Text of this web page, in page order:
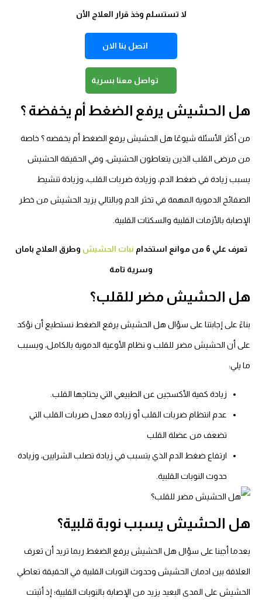
لا تستسلم وخذ قرار العلاج الأن
اتصل بنا الان
تواصل معنا بسرية
هل الحشيش يرفع الضغط أم يخفضة ؟
من أكثر الأسئلة شيوعًا هل الحشيش يرفع الضغط أم يخفضه ؟ خاصة
من مرضى القلب الذين يتعاطون الحشيش، وفي الحقيقة الحشيش
يسبب زيادة في ضغط الدم، وزيادة ضربات القلب، وزيادة تنشيط
الصفائح الدموية المهمة في تخثر الدم وبالتالي يزيد الحشيش من خطر
الإصابة بالأزمات القلبية والسكتات القلبية.
تعرف علي 6 من موانع استخدام نبات الحشيش وطرق العلاج بامان
وسرية تامة
هل الحشيش مضر للقلب؟
بناءً على إجابتنا على سؤال هل الحشيش يرفع الضغط نستطيع أن نؤكد
على أن الحشيش مضر للقلب و نظام الأوعية الدموية بالكامل، ويسبب
ما يلي:
زيادة كمية الأكسجين عن الطبيعي التي يحتاجها القلب.
عدم انتظام ضربات القلب أو زيادة معدل ضربات القلب التي
تضعف من عضلة القلب
ارتفاع ضغط الدم الذي يتسبب في زيادة تصلب الشرايين، وزيادة
حدوث النوبات القلبية.
هل الحشيش يسبب نوبة قلبية؟
بعدما أجبنا على سؤال هل الحشيش يرفع الضغط ربما تريد أن تعرف
العلاقة بين ادمان الحشيش وحدوث النوبات القلبية في الحقيقة تعاطي
الحشيش على المدى البعيد يزيد من الإصابة بالنوبات القلبية؛ إذ أثبتت